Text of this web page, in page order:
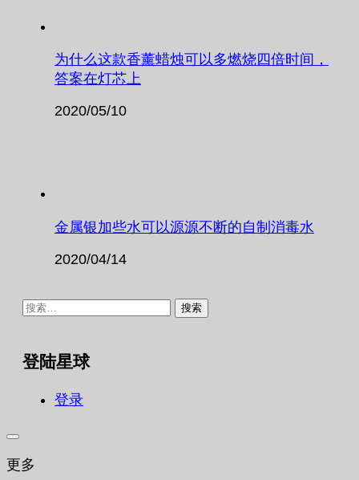
为什么这款香薰蜡烛可以多燃烧四倍时间，
答案在灯芯上
2020/05/10
金属银加些水可以源源不断的自制消毒水
2020/04/14
搜
登陆星球
登录
更多